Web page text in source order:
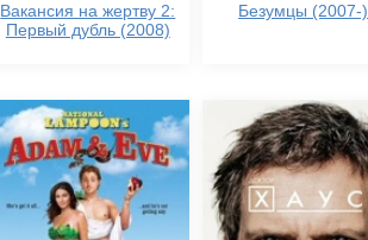
Вакансия на жертву 2:
Первый дубль (2008)
Безумцы (2007-)